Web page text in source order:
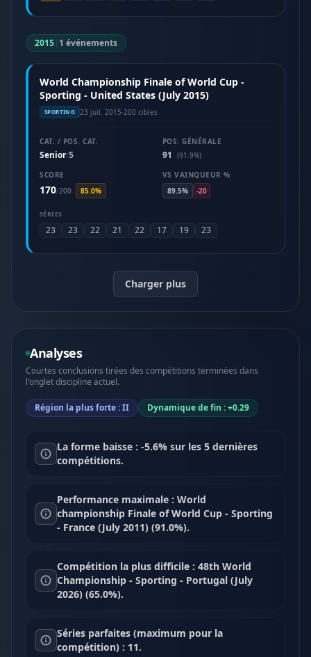
2015| 1 événements
World Championship Finale of World Cup -
Sporting - United States (July 2015)
SPORTING 23 juil. 2015·200 cibles
CAT. / POS. CAT.
Senior/5
POS. GÉNÉRALE
91
(91.9%)
SCORE
170/200 85.0%
VS VAINQUEUR %
89.5%
-20
SÉRIES
23 23 22 21 22 17 19 23
Charger plus
Analyses
Courtes conclusions tirées des compétitions terminées dans
l'onglet discipline actuel.
Région la plus forte : II Dynamique de fin : +0.29
La forme baisse : -5.6% sur les 5 dernières
compétitions.
Performance maximale : World
championship Finale of World Cup - Sporting
- France (July 2011) (91.0%).
Compétition la plus difficile : 48th World
Championship - Sporting - Portugal (July
2026) (65.0%).
Séries parfaites (maximum pour la
compétition) : 11.